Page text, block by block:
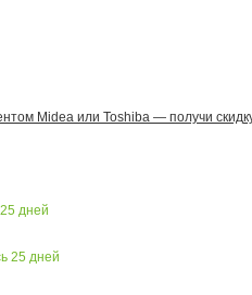
Midea или Toshiba — получи
25 дней
25 дней